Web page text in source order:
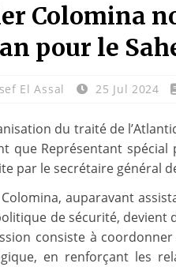
Colomina
pour le
El Assal 25 Jul 2024
du traité de
que Représentant
par le secrétaire général
Colomina, auparavant
de sécurité, devient
consiste à
en renforçant les